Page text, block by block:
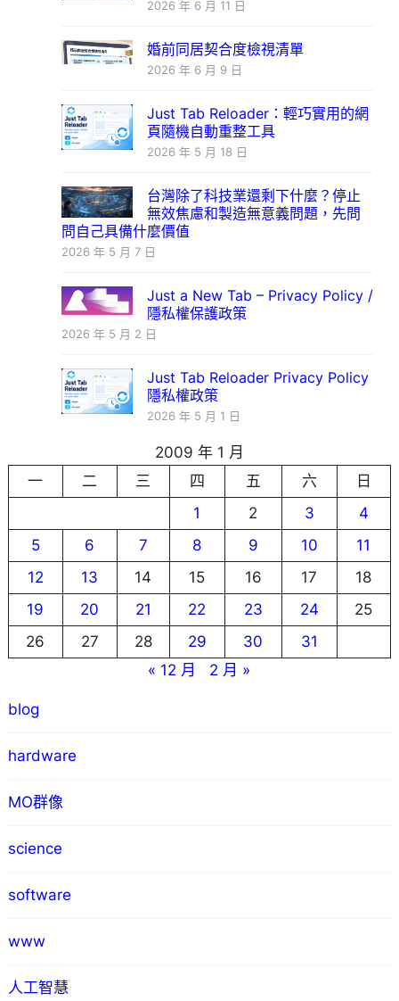
2026 年 6 月 11 日
婚前同居契合度檢視清單
2026 年 6 月 9 日
Just Tab Reloader：輕巧實用的網
頁隨機自動重整工具
2026 年 5 月 18 日
台灣除了科技業還剩下什麼？停止
無效焦慮和製造無意義問題，先問
問自己具備什麼價值
2026 年 5 月 7 日
Just a New Tab – Privacy Policy /
隱私權保護政策
2026 年 5 月 2 日
Just Tab Reloader Privacy Policy
隱私權政策
2026 年 5 月 1 日
2009 年 1 月
一
二 三 四 五 六
日
1
2 3
4
5
6 7 8 9 10
11
12
13 14 15 16 17
18
19
20 21 22 23 24
25
26
27 28 29 30
31
« 12 月
2 月 »
blog
hardware
MO群像
science
software
www
人工智慧